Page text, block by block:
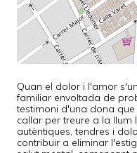
Quan el dolor i l'amor
familiar envoltada de
testimoni d'una dona
callar per treure a la llum
autèntiques, tendres i
contribuir a eliminar